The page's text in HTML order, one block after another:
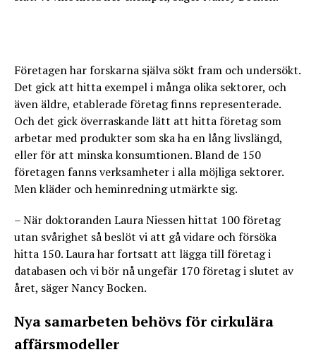
Företagen har forskarna själva sökt fram och undersökt.
Det gick att hitta exempel i många olika sektorer, och
även äldre, etablerade företag finns representerade.
Och det gick överraskande lätt att hitta företag som
arbetar med produkter som ska ha en lång livslängd,
eller för att minska konsumtionen. Bland de 150
företagen fanns verksamheter i alla möjliga sektorer.
Men kläder och heminredning utmärkte sig.
– När doktoranden Laura Niessen hittat 100 företag
utan svårighet så beslöt vi att gå vidare och försöka
hitta 150. Laura har fortsatt att lägga till företag i
databasen och vi bör nå ungefär 170 företag i slutet av
året, säger Nancy Bocken.
Nya samarbeten behövs för cirkulära
affärsmodeller